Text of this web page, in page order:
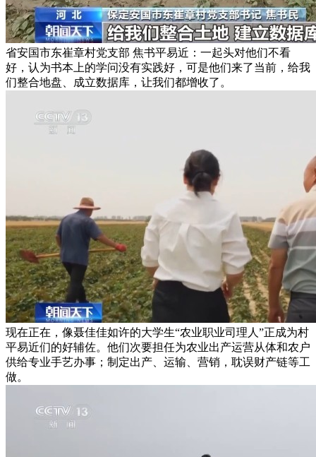
省安国市东崔章村党支部 焦书平易近：一起头对他们不看
好，认为书本上的学问没有实践好，可是他们来了当前，给我
们整合地盘、成立数据库，让我们都增收了。
现在正在，像聂佳佳如许的大学生“农业职业司理人”正成为村
平易近们的好辅佐。他们次要担任为农业出产运营从体和农户
供给专业手艺办事；制定出产、运输、营销，耽误财产链等工
做。